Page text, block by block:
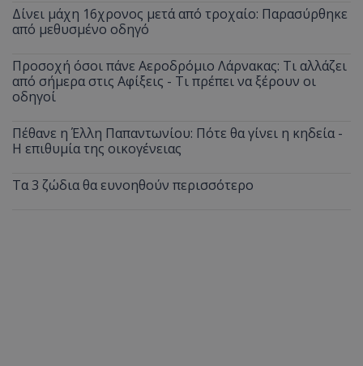
Δίνει μάχη 16χρονος μετά από τροχαίο: Παρασύρθηκε
από μεθυσμένο οδηγό
Προσοχή όσοι πάνε Αεροδρόμιο Λάρνακας: Τι αλλάζει
από σήμερα στις Αφίξεις - Τι πρέπει να ξέρουν οι
οδηγοί
Πέθανε η Έλλη Παπαντωνίου: Πότε θα γίνει η κηδεία -
Η επιθυμία της οικογένειας
Τα 3 ζώδια θα ευνοηθούν περισσότερο